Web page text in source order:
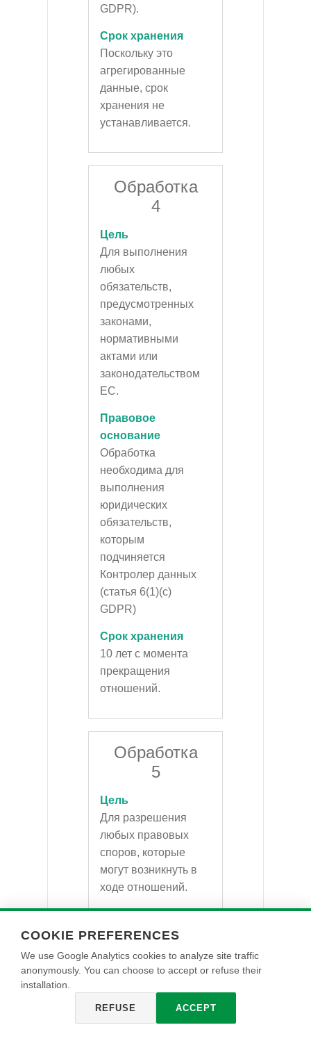
GDPR).
Срок хранения
Поскольку это
агрегированные
данные, срок
хранения не
устанавливается.
Обработка
4
Цель
Для выполнения
любых
обязательств,
предусмотренных
законами,
нормативными
актами или
законодательством
ЕС.
Правовое
основание
Обработка
необходима для
выполнения
юридических
обязательств,
которым
подчиняется
Контролер данных
(статья 6(1)(c)
GDPR)
Срок хранения
10 лет с момента
прекращения
отношений.
Обработка
5
Цель
Для разрешения
любых правовых
споров, которые
могут возникнуть в
ходе отношений.
Правовое
основание
необходима для
COOKIE PREFERENCES
We use Google Analytics cookies to analyze site traffic
anonymously. You can choose to accept or refuse their
installation.
REFUSE ACCEPT